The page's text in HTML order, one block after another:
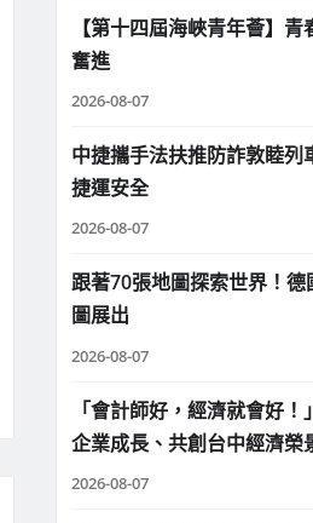
【第十四屆海峽青年薈】
奮進
2026-08-07
中捷攜手法扶推防詐敦睦
捷運安全
2026-08-07
跟著70張地圖探索世界！
圖展出
2026-08-07
「會計師好，經濟就會好
企業成長、共創台中經濟榮
2026-08-07